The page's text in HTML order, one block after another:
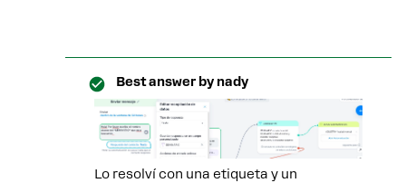
Best answer by nady
Lo resolví con una etiqueta y un